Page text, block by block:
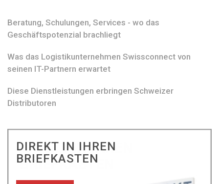
Beratung, Schulungen, Services - wo das
Geschäftspotenzial brachliegt
Was das Logistikunternehmen Swissconnect von
seinen IT-Partnern erwartet
Diese Dienstleistungen erbringen Schweizer
Distributoren
DIREKT IN IHREN
BRIEFKASTEN